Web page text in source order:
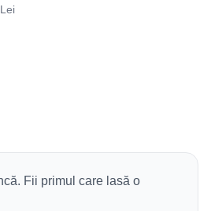
Fii primul care lasă o